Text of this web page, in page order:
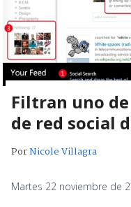
Filtran uno
de red social
PorNicole Villagra
Martes 22 noviembre de